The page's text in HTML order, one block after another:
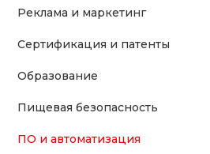
Реклама и маркетинг
Сертификация и патенты
Образование
Пищевая безопасность
ПО и автоматизация